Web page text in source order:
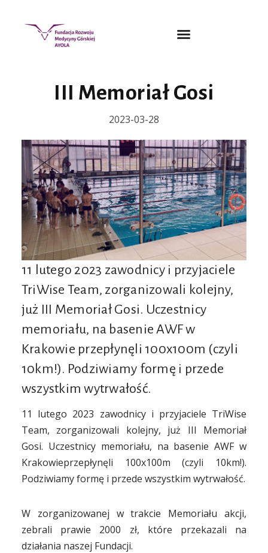
III Memoriał Gosi
2023-03-28
11 lutego 2023 zawodnicy i przyjaciele
TriWise Team, zorganizowali kolejny,
już III Memoriał Gosi. Uczestnicy
memoriału, na basenie AWF w
Krakowie przepłynęli 100x100m (czyli
10km!). Podziwiamy formę i przede
wszystkim wytrwałość.
11 lutego 2023 zawodnicy i przyjaciele TriWise
Team, zorganizowali kolejny, już III Memoriał
Gosi. Uczestnicy memoriału, na basenie AWF w
Krakowieprzepłynęli 100x100m (czyli 10km!).
Podziwiamy formę i przede wszystkim wytrwałość.
W zorganizowanej w trakcie Memoriału akcji,
zebrali prawie 2000 zł, które przekazali na
działania naszej Fundacji.